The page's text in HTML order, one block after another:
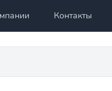
Контакты